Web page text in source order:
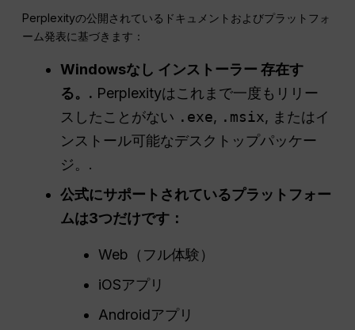
Perplexityの公開されているドキュメントおよびプラットフォ
ーム発表に基づきます：
Windowsなし インストーラー 存在す
る。. Perplexityはこれまで一度もリリー
スしたことがない .exe, .msix, またはイ
ンストール可能なデスクトップパッケー
ジ。.
公式にサポートされているプラットフォー
ムは3つだけです：
Web（フル体験）
iOSアプリ
Androidアプリ